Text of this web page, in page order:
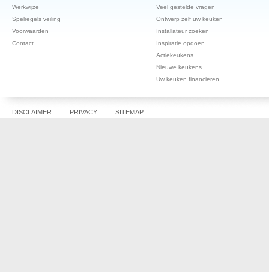
Werkwijze
Spelregels veiling
Voorwaarden
Contact
Veel gestelde vragen
Ontwerp zelf uw keuken
Installateur zoeken
Inspiratie opdoen
Actiekeukens
Nieuwe keukens
Uw keuken financieren
DISCLAIMER PRIVACY SITEMAP